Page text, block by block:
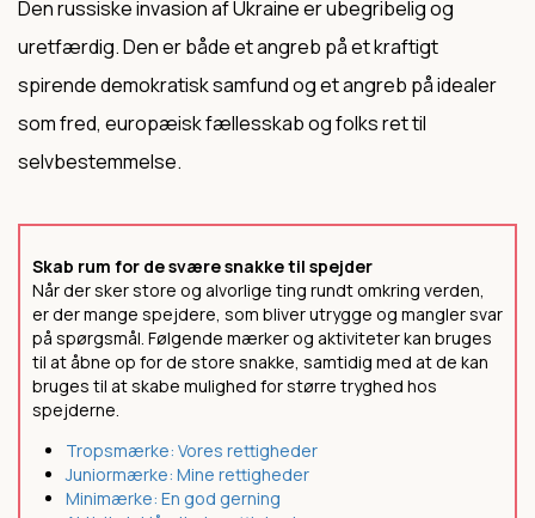
Den russiske invasion af Ukraine er ubegribelig og
uretfærdig. Den er både et angreb på et kraftigt
spirende demokratisk samfund og et angreb på idealer
som fred, europæisk fællesskab og folks ret til
selvbestemmelse.
Skab rum for de svære snakke til spejder
Når der sker store og alvorlige ting rundt omkring verden,
er der mange spejdere, som bliver utrygge og mangler svar
på spørgsmål. Følgende mærker og aktiviteter kan bruges
til at åbne op for de store snakke, samtidig med at de kan
bruges til at skabe mulighed for større tryghed hos
spejderne.
Tropsmærke: Vores rettigheder
Juniormærke: Mine rettigheder
Minimærke: En god gerning